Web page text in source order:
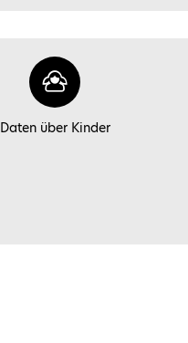
Daten über Kinder